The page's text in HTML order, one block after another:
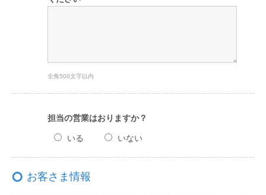
全角500文字以内
担当の営業はおりますか？
いる いない
お客さま情報